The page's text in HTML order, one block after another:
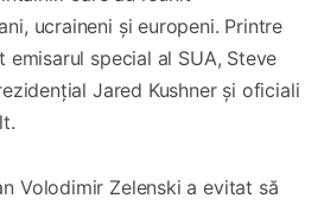
ucraineni și europeni. Printre
special al SUA, Steve
Jared Kushner și oficiali
Volodimir Zelenski a evitat să